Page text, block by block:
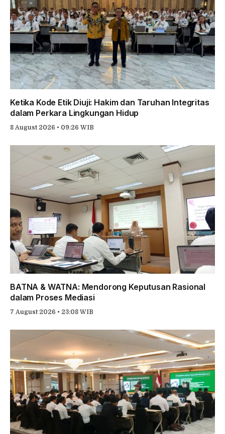
Ketika Kode Etik Diuji: Hakim dan Taruhan Integritas
dalam Perkara Lingkungan Hidup
8 August 2026 • 09:26 WIB
BATNA & WATNA: Mendorong Keputusan Rasional
dalam Proses Mediasi
7 August 2026 • 23:08 WIB